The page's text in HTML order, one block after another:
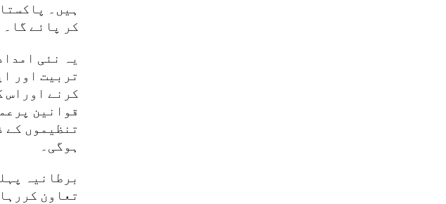
ہیں۔
کر پائے گا۔
یہ نئی
تربیت اور
کرنے اوراس
قوانین
تنظیموں کے
ہوگی۔